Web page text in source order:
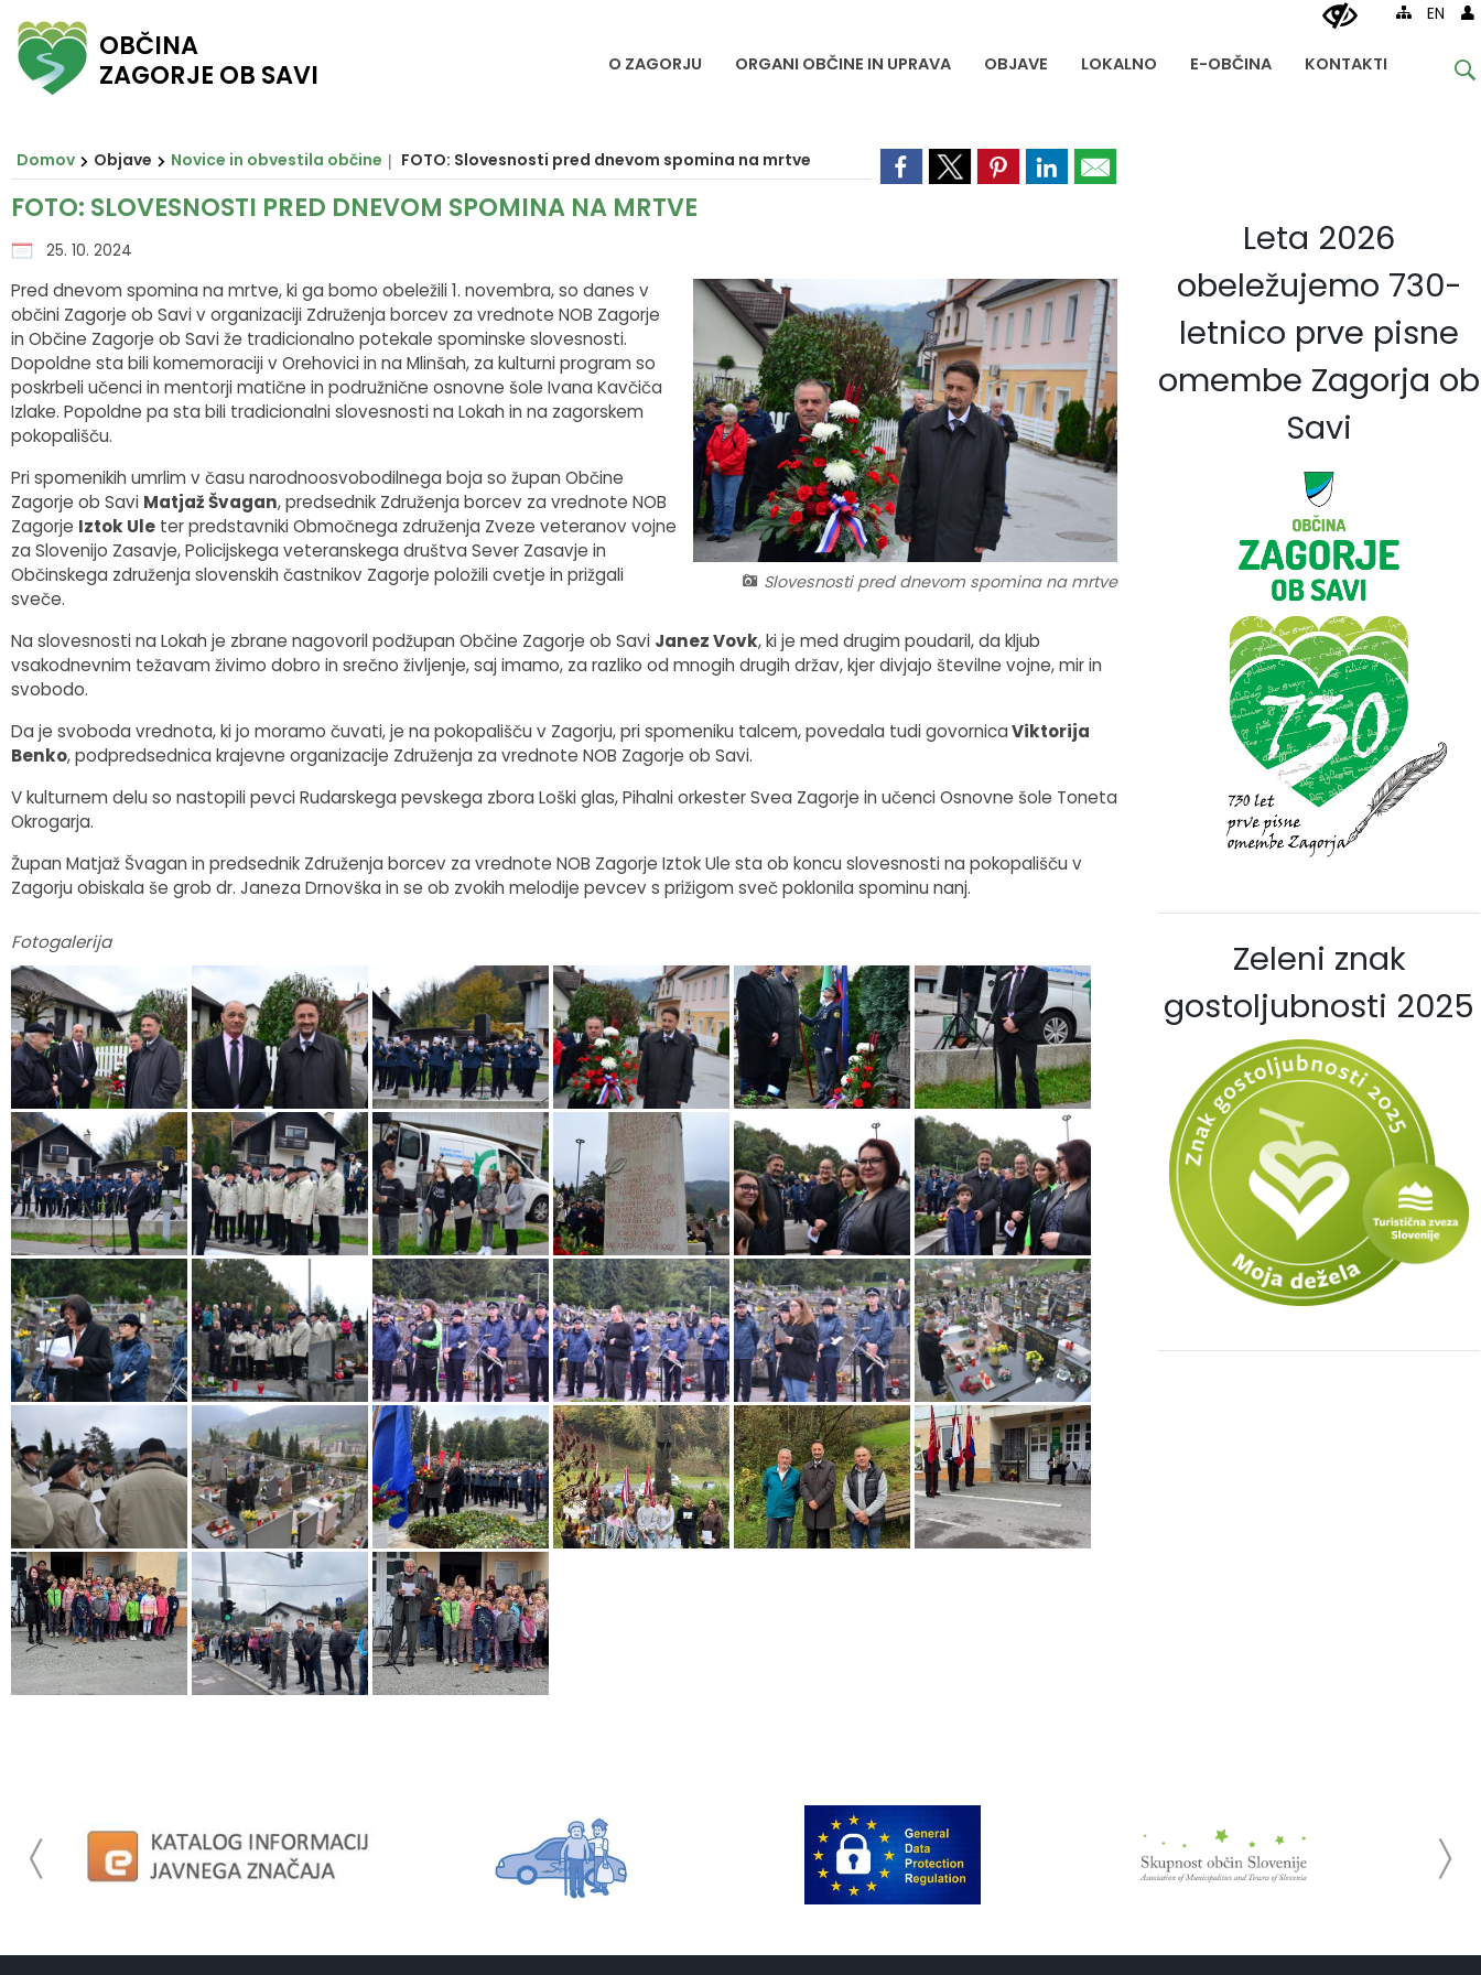
EN
OBČINA
ZAGORJE OB SAVI
O ZAGORJU ORGANI OBČINE IN UPRAVA OBJAVE LOKALNO E-OBČINA KONTAKTI
Domov Objave Novice in obvestila občine FOTO: Slovesnosti pred dnevom spomina na mrtve
FOTO: SLOVESNOSTI PRED DNEVOM SPOMINA NA MRTVE
25. 10. 2024
Slovesnosti pred dnevom spomina na mrtve
Pred dnevom spomina na mrtve, ki ga bomo obeležili 1. novembra, so danes v
občini Zagorje ob Savi v organizaciji Združenja borcev za vrednote NOB Zagorje
in Občine Zagorje ob Savi že tradicionalno potekale spominske slovesnosti.
Dopoldne sta bili komemoraciji v Orehovici in na Mlinšah, za kulturni program so
poskrbeli učenci in mentorji matične in podružnične osnovne šole Ivana Kavčiča
Izlake. Popoldne pa sta bili tradicionalni slovesnosti na Lokah in na zagorskem
pokopališču.
Pri spomenikih umrlim v času narodnoosvobodilnega boja so župan Občine
Zagorje ob Savi Matjaž Švagan, predsednik Združenja borcev za vrednote NOB
Zagorje Iztok Ule ter predstavniki Območnega združenja Zveze veteranov vojne
za Slovenijo Zasavje, Policijskega veteranskega društva Sever Zasavje in
Občinskega združenja slovenskih častnikov Zagorje položili cvetje in prižgali
sveče.
Na slovesnosti na Lokah je zbrane nagovoril podžupan Občine Zagorje ob Savi Janez Vovk, ki je med drugim poudaril, da kljub
vsakodnevnim težavam živimo dobro in srečno življenje, saj imamo, za razliko od mnogih drugih držav, kjer divjajo številne vojne, mir in
svobodo.
Da je svoboda vrednota, ki jo moramo čuvati, je na pokopališču v Zagorju, pri spomeniku talcem, povedala tudi govornicaViktorija
Benko, podpredsednica krajevne organizacije Združenja za vrednote NOB Zagorje ob Savi.
V kulturnem delu so nastopili pevci Rudarskega pevskega zbora Loški glas, Pihalni orkester Svea Zagorje in učenci Osnovne šole Toneta
Okrogarja.
Župan Matjaž Švagan in predsednik Združenja borcev za vrednote NOB Zagorje Iztok Ule sta ob koncu slovesnosti na pokopališču v
Zagorju obiskala še grob dr. Janeza Drnovška in se ob zvokih melodije pevcev s prižigom sveč poklonila spominu nanj.
Fotogalerija
Leta 2026
obeležujemo 730-
letnico prve pisne
omembe Zagorja ob
Savi
Zeleni znak
gostoljubnosti 2025
O ZAGORJU
Zagorje nekoč
Zagorje danes
Občinski praznik
Občinski nagrajenci
Grb in zastava
Pobratene občine
Fotogalerija
Podžupan
Občinski svet
Nadzorni odbor
Občinska uprava
Krajevne skupnosti
Civilna zaščita
Občinska volilna komisija
Medobčinski inšpektorat in redarstvo
Občinski svet
Seje občinskega sveta
Posnetki sej
Delovna telesa
OBJAVE
Razpisi in objave
Predpisi občine
Proračuni občine
Prostorski akti občine
Projekti in investicije
Lokalni utrip
Koledar dogodkov
Zapore cest
Okoljski podatki
Lokalne volitve
Strateški dokumenti
Katalog informacij javnega značaja
LOKALNO
Društva in združenja
Pomembni kontakti
Slovo naših občanov
E-OBČINA
Predlogi in pobude
E-obveščanje
Za pričetek iskanja kliknite na puščico >